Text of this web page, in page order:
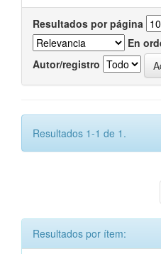
Resultados por página
En
Autor/registro
Resultados 1-1 de 1.
Resultados por ítem: